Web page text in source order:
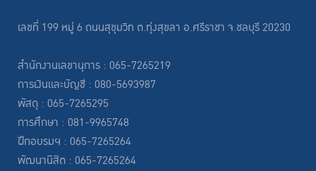
เลขที่ 199 หมู่ 6 ถนนสุขุมวิท ต.ทุ่งสุขลา อ.ศรีราชา จ.ชลบุรี 20230
สำนักงานเลขานุการ : 065-7265219
การเงินและบัญชี : 080-5693987
พัสดุ : 065-7265295
การศึกษา : 081-9965748
ฝึกอบรมฯ : 065-7265264
พัฒนานิสิต : 065-7265264